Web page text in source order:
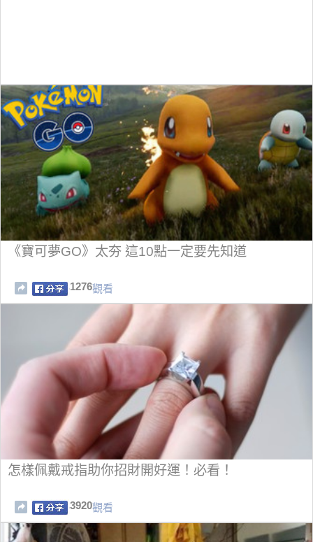
《寶可夢GO》太夯 這10點一定要先知道
1276觀看
怎樣佩戴戒指助你招財開好運！必看！
3920觀看